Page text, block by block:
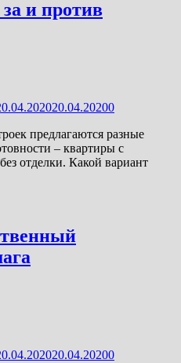
и против
20.04.20200
предлагаются разные
– квартиры с
отделки. Какой вариант
20.04.20200